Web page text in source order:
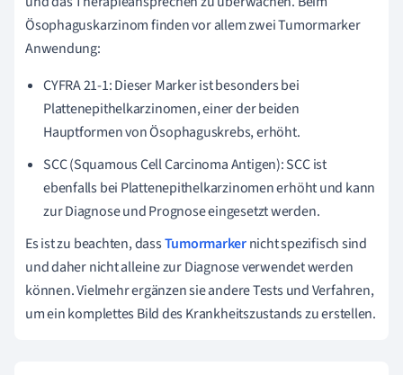
Ösophaguskarzinom finden vor allem zwei Tumormarker
Anwendung:
CYFRA 21-1: Dieser Marker ist besonders bei
Plattenepithelkarzinomen, einer der beiden
Hauptformen von Ösophaguskrebs, erhöht.
SCC (Squamous Cell Carcinoma Antigen): SCC ist
ebenfalls bei Plattenepithelkarzinomen erhöht und kann
zur Diagnose und Prognose eingesetzt werden.
Es ist zu beachten, dassTumormarkernicht spezifisch sind
und daher nicht alleine zur Diagnose verwendet werden
können. Vielmehr ergänzen sie andere Tests und Verfahren,
um ein komplettes Bild des Krankheitszustands zu erstellen.